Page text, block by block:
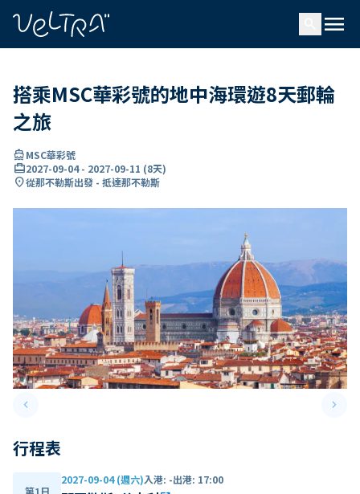
menu
搭乘MSC華彩號的地中海環遊8天郵輪
之旅
directions_boatMSC華彩號
card_travel2027-09-04- 2027-09-11 (8天)
location_on從那不勒斯出發 - 抵達那不勒斯
keyboard_arrow_leftPrevious slide keyboard_arrow_right
行程表
2027-09-04 (週六)入港: -出港: 17:00